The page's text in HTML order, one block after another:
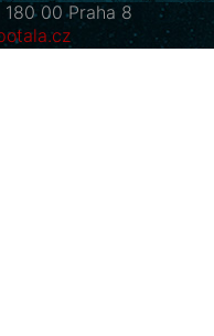
00 Praha 8